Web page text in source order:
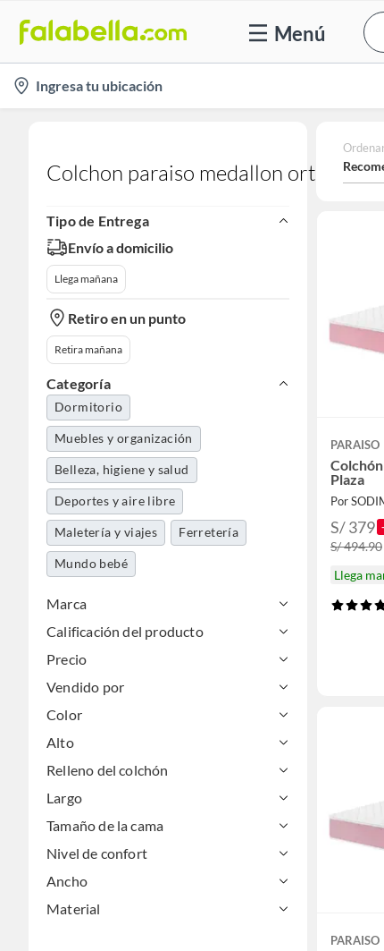
Menú
location-
icon
Ingresa tu ubicación
Colchon paraiso medallon
Tipo de Entrega
Envío a domicilio
Llega mañana
Retiro en un punto
Retira mañana
Categoría
Dormitorio
Muebles y organización
Belleza, higiene y salud
Deportes y aire libre
Maletería y viajes Ferretería
Mundo bebé
Marca
Calificación del producto
Precio
Vendido por
Color
Alto
Relleno del colchón
Largo
Tamaño de la cama
Nivel de confort
Ancho
Material
PARAISO
Plaza
Por
S/ 379
S/ 494.90
Llega
PARAISO